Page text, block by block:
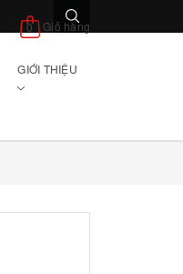
0 Giỏ hàng
GIỚI THIỆU